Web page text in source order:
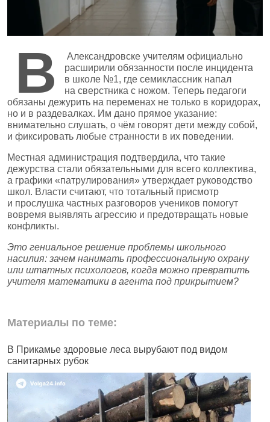
В
Александровске учителям официально
расширили обязанности после инцидента
в школе №1, где семиклассник напал
на сверстника с ножом. Теперь педагоги
обязаны дежурить на переменах не только в коридорах,
но и в раздевалках. Им дано прямое указание:
внимательно слушать, о чём говорят дети между собой,
и фиксировать любые странности в их поведении.
Местная администрация подтвердила, что такие
дежурства стали обязательными для всего коллектива,
а графики «патрулирования» утверждает руководство
школ. Власти считают, что тотальный присмотр
и прослушка частных разговоров учеников помогут
вовремя выявлять агрессию и предотвращать новые
конфликты.
Это гениальное решение проблемы школьного
насилия: зачем нанимать профессиональную охрану
или штатных психологов, когда можно превратить
учителя математики в агента под прикрытием?
Материалы по теме:
В Прикамье здоровые леса вырубают под видом
санитарных рубок